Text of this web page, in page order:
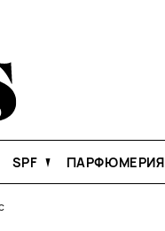
SPF ПАРФЮМЕРИЯ